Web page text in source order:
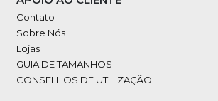
Contato
Sobre Nós
Lojas
GUIA DE TAMANHOS
CONSELHOS DE UTILIZAÇÃO